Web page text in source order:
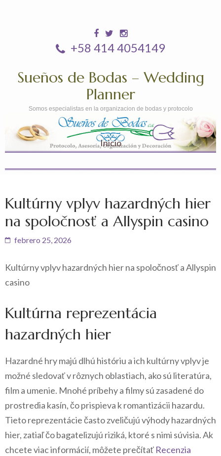
+58 414 4054149
Sueños de Bodas – Wedding
Planner
Somos especialistas en la organizacion de bodas y protocolo
Inicio
Kultúrny vplyv hazardných hier
na spoločnosť a Allyspin casino
febrero 25, 2026
Kultúrny vplyv hazardných hier na spoločnosť a Allyspin
casino
Kultúrna reprezentácia
hazardných hier
Hazardné hry majú dlhú históriu a ich kultúrny vplyv je
možné sledovať v rôznych oblastiach, ako sú literatúra,
film a umenie. Mnohé príbehy a filmy sú zasadené do
prostredia kasín, čo prispieva k romantizácii hazardu.
Tieto reprezentácie často zveličujú výhody hazardných
hier, zatiaľ čo bagatelizujú riziká, ktoré s nimi súvisia. Ak
chcete viac informácií, môžete prečítať Recenzia